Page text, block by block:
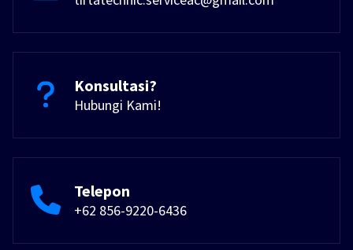
Konsultasi?
Hubungi Kami!
Telepon
+62 856-9220-6436